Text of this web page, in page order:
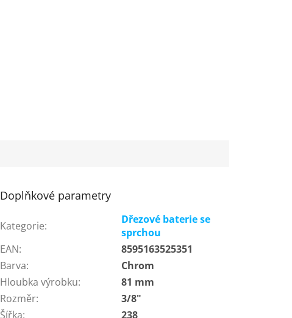
Doplňkové parametry
Kategorie:
Dřezové baterie se
sprchou
EAN:
8595163525351
Barva:
Chrom
Hloubka výrobku:
81 mm
Rozměr:
3/8"
Šířka:
238